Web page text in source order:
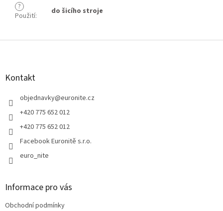
?
Použití: do šicího stroje
Z
Kontakt
objednavky@euronite.cz
+420 775 652 012
+420 775 652 012
Facebook Euronitě s.r.o.
euro_nite
Informace pro vás
Obchodní podmínky